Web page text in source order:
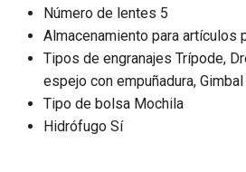
Número de lentes 5
Almacenamiento para artículos
Tipos de engranajes Trípode,
espejo con empuñadura,
Tipo de bolsa Mochila
Hidrófugo Sí